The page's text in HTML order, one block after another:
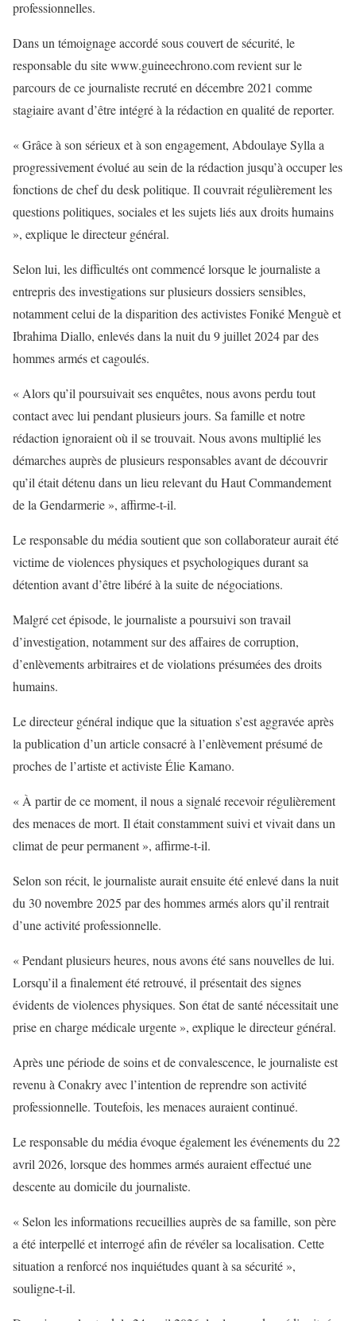
professionnelles.
Dans un témoignage accordé sous couvert de sécurité, le
responsable du site www.guineechrono.com revient sur le
parcours de ce journaliste recruté en décembre 2021 comme
stagiaire avant d’être intégré à la rédaction en qualité de reporter.
« Grâce à son sérieux et à son engagement, Abdoulaye Sylla a
progressivement évolué au sein de la rédaction jusqu’à occuper les
fonctions de chef du desk politique. Il couvrait régulièrement les
questions politiques, sociales et les sujets liés aux droits humains
», explique le directeur général.
Selon lui, les difficultés ont commencé lorsque le journaliste a
entrepris des investigations sur plusieurs dossiers sensibles,
notamment celui de la disparition des activistes Foniké Menguè et
Ibrahima Diallo, enlevés dans la nuit du 9 juillet 2024 par des
hommes armés et cagoulés.
« Alors qu’il poursuivait ses enquêtes, nous avons perdu tout
contact avec lui pendant plusieurs jours. Sa famille et notre
rédaction ignoraient où il se trouvait. Nous avons multiplié les
démarches auprès de plusieurs responsables avant de découvrir
qu’il était détenu dans un lieu relevant du Haut Commandement
de la Gendarmerie », affirme-t-il.
Le responsable du média soutient que son collaborateur aurait été
victime de violences physiques et psychologiques durant sa
détention avant d’être libéré à la suite de négociations.
Malgré cet épisode, le journaliste a poursuivi son travail
d’investigation, notamment sur des affaires de corruption,
d’enlèvements arbitraires et de violations présumées des droits
humains.
Le directeur général indique que la situation s’est aggravée après
la publication d’un article consacré à l’enlèvement présumé de
proches de l’artiste et activiste Élie Kamano.
« À partir de ce moment, il nous a signalé recevoir régulièrement
des menaces de mort. Il était constamment suivi et vivait dans un
climat de peur permanent », affirme-t-il.
Selon son récit, le journaliste aurait ensuite été enlevé dans la nuit
du 30 novembre 2025 par des hommes armés alors qu’il rentrait
d’une activité professionnelle.
« Pendant plusieurs heures, nous avons été sans nouvelles de lui.
Lorsqu’il a finalement été retrouvé, il présentait des signes
évidents de violences physiques. Son état de santé nécessitait une
prise en charge médicale urgente », explique le directeur général.
Après une période de soins et de convalescence, le journaliste est
revenu à Conakry avec l’intention de reprendre son activité
professionnelle. Toutefois, les menaces auraient continué.
Le responsable du média évoque également les événements du 22
avril 2026, lorsque des hommes armés auraient effectué une
descente au domicile du journaliste.
« Selon les informations recueillies auprès de sa famille, son père
a été interpellé et interrogé afin de révéler sa localisation. Cette
situation a renforcé nos inquiétudes quant à sa sécurité »,
souligne-t-il.